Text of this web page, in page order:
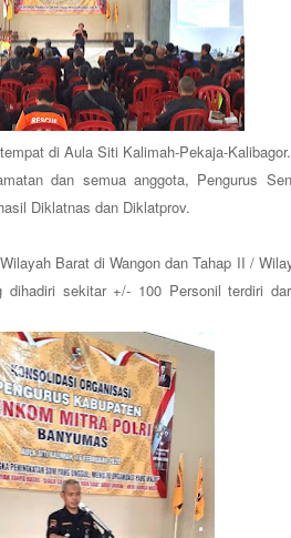
di Aula Siti Kalimah-Pekaja-
dan semua anggota, Pengurus
Diklatnas dan Diklatprov.
Barat di Wangon dan Tahap II /
sekitar +/- 100 Personil terdiri